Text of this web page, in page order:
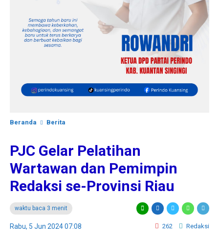
Beranda Berita
PJC Gelar Pelatihan
Wartawan dan Pemimpin
Redaksi se-Provinsi Riau
waktu baca 3 menit
Rabu, 5 Jun 2024 07:08 262 Redaksi